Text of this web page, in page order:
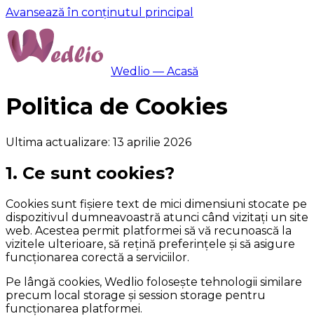
Avansează în conținutul principal
Wedlio — Acasă
Politica de Cookies
Ultima actualizare: 13 aprilie 2026
1. Ce sunt cookies?
Cookies sunt fișiere text de mici dimensiuni stocate pe
dispozitivul dumneavoastră atunci când vizitați un site
web. Acestea permit platformei să vă recunoască la
vizitele ulterioare, să rețină preferințele și să asigure
funcționarea corectă a serviciilor.
Pe lângă cookies, Wedlio folosește tehnologii similare
precum local storage și session storage pentru
funcționarea platformei.